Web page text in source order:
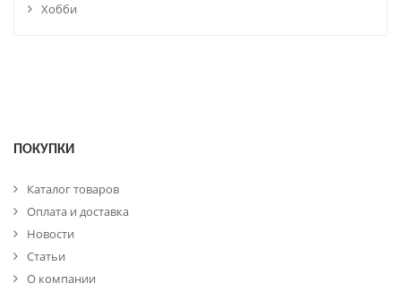
Хобби
ПОКУПКИ
Каталог товаров
Оплата и доставка
Новости
Статьи
О компании